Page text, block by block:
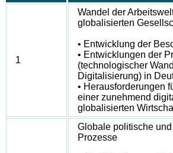
1
Wandel der
globalisierten
• Entwicklung der
• Entwicklungen der
(technologischer
Digitalisierung) in
• Herausforderungen
einer zunehmend
globalisierten
Globale politische
Prozesse